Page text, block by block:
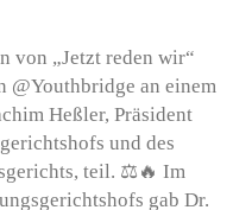
von „Jetzt reden wir“
@Youthbridge an einem
Heßler, Präsident
und des
teil. ⚖️🔥 Im
gab Dr.